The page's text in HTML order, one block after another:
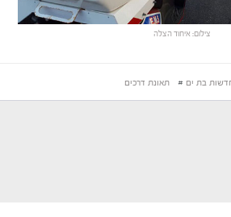
צילום: איחוד הצלה
בת ים # תאונת דרכים